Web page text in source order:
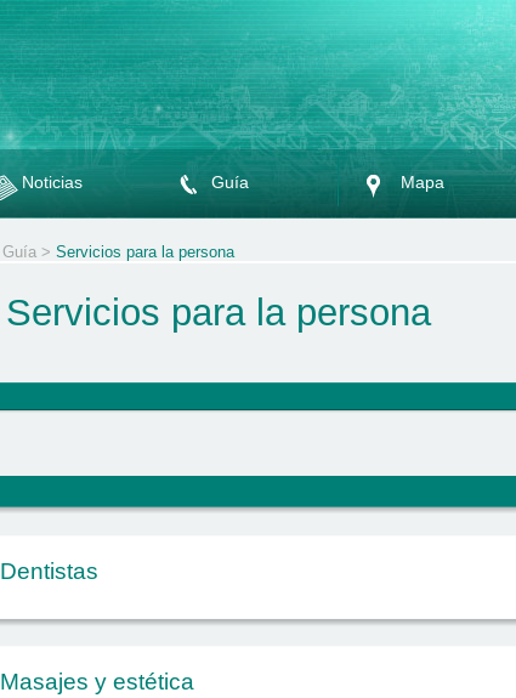
Noticias Guía Mapa
Guía > Servicios para la persona
Servicios para la persona
Dentistas
Masajes y estética